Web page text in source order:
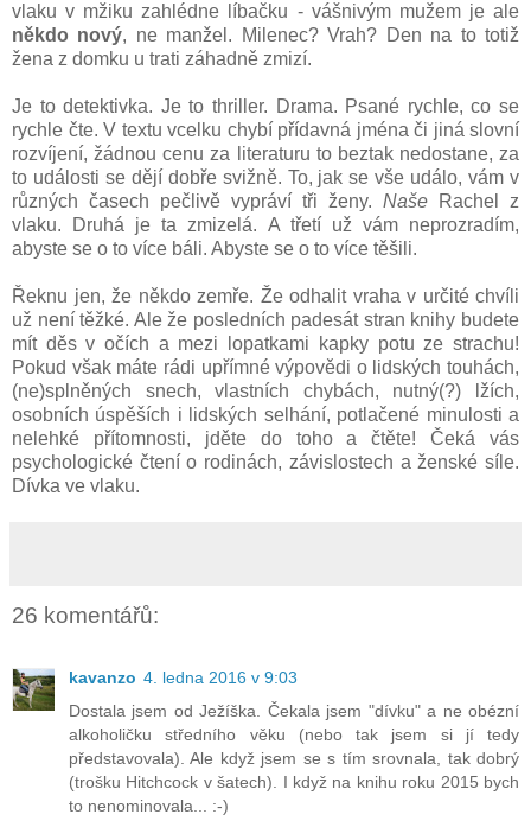
vlaku v mžiku zahlédne líbačku - vášnivým mužem je ale
někdo nový, ne manžel. Milenec? Vrah? Den na to totiž
žena z domku u trati záhadně zmizí.
Je to detektivka. Je to thriller. Drama. Psané rychle, co se
rychle čte. V textu vcelku chybí přídavná jména či jiná slovní
rozvíjení, žádnou cenu za literaturu to beztak nedostane, za
to události se dějí dobře svižně. To, jak se vše událo, vám v
různých časech pečlivě vypráví tři ženy. Naše Rachel z
vlaku. Druhá je ta zmizelá. A třetí už vám neprozradím,
abyste se o to více báli. Abyste se o to více těšili.
Řeknu jen, že někdo zemře. Že odhalit vraha v určité chvíli
už není těžké. Ale že posledních padesát stran knihy budete
mít děs v očích a mezi lopatkami kapky potu ze strachu!
Pokud však máte rádi upřímné výpovědi o lidských touhách,
(ne)splněných snech, vlastních chybách, nutný(?) lžích,
osobních úspěších i lidských selhání, potlačené minulosti a
nelehké přítomnosti, jděte do toho a čtěte! Čeká vás
psychologické čtení o rodinách, závislostech a ženské síle.
Dívka ve vlaku.
26 komentářů:
kavanzo 4. ledna 2016 v 9:03
Dostala jsem od Ježíška. Čekala jsem "dívku" a ne obézní
alkoholičku středního věku (nebo tak jsem si jí tedy
představovala). Ale když jsem se s tím srovnala, tak dobrý
(trošku Hitchcock v šatech). I když na knihu roku 2015 bych
to nenominovala... :-)